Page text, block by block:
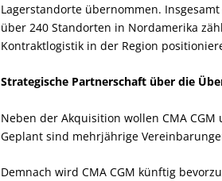
Lagerstandorte übernommen.
über 240 Standorten in Nordamerika
Kontraktlogistik in der Region
Strategische Partnerschaft über die
Neben der Akquisition wollen CMA
Geplant sind mehrjährige
Demnach wird CMA CGM künftig